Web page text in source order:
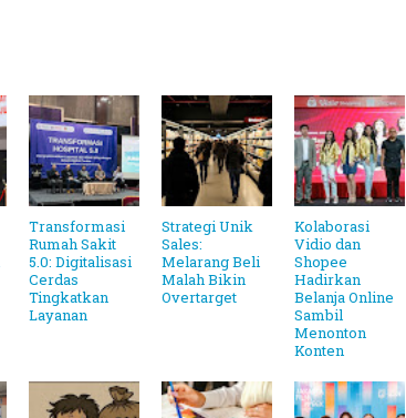
Transformasi
Rumah Sakit
5.0: Digitalisasi
Cerdas
Tingkatkan
Layanan
Strategi Unik
Sales:
Melarang Beli
Malah Bikin
Overtarget
Kolaborasi
Vidio dan
Shopee
Hadirkan
Belanja Online
Sambil
Menonton
Konten